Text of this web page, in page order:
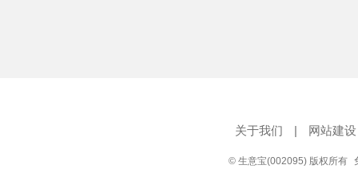
关于我们 | 网站建设
© 生意宝(002095) 版权所有